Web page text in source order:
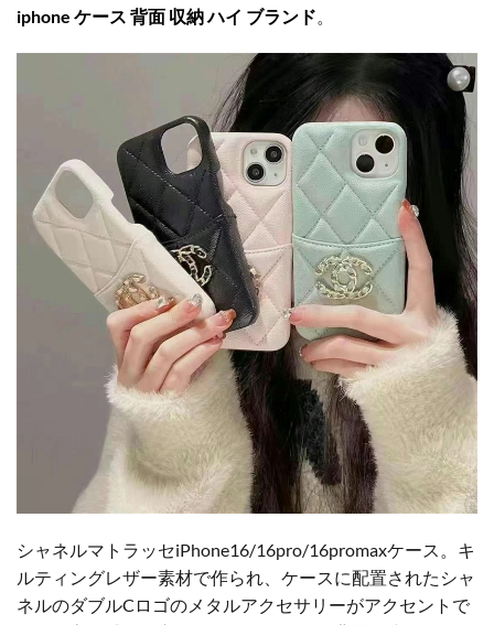
iphone ケース 背面 収納 ハイ ブランド
シャネルマトラッセiPhone16/16pro/16promaxケース。キ
ルティングレザー素材で作られ、ケースに配置されたシャ
ネルのダブルCロゴのメタルアクセサリーがアクセントで